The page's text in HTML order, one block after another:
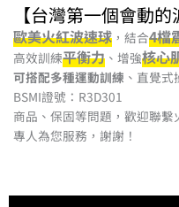
【台灣第一個會動的
歐美火紅波速球 ，結合4檔
高效訓練平衡力 、增強核心
可搭配多種運動訓練 、直覺
BSMI證號：R3D301
商品、保固等問題，歡迎聯繫
專人為您服務，謝謝！